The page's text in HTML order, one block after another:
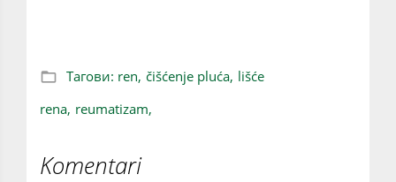
Тагови: ren, čišćenje pluća, lišće
rena, reumatizam,
Komentari